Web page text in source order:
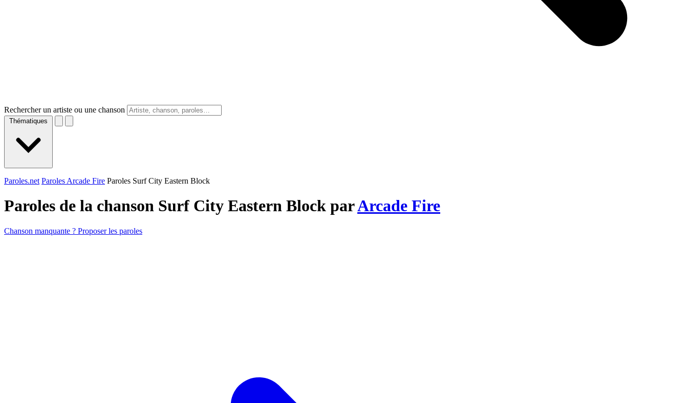
Rechercher un artiste ou une chanson
Thématiques
Paroles.net Paroles Arcade Fire Paroles Surf City Eastern Block
Paroles de la chanson Surf City Eastern Block parArcade Fire
Chanson manquante ? Proposer les paroles